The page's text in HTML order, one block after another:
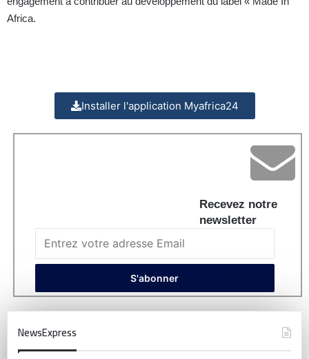
Africa.
Installer l'application Myafrica24
Recevez notre
newsletter
NewsExpress